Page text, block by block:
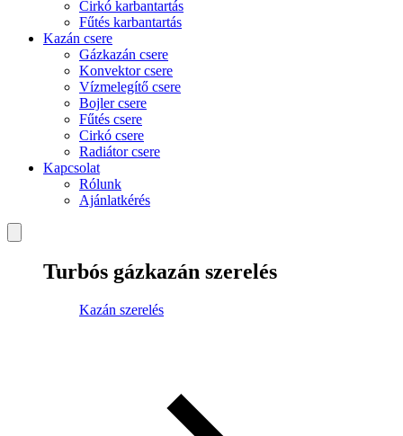
Cirkó karbantartás
Fűtés karbantartás
Kazán csere
Gázkazán csere
Konvektor csere
Vízmelegítő csere
Bojler csere
Fűtés csere
Cirkó csere
Radiátor csere
Kapcsolat
Rólunk
Ajánlatkérés
Turbós gázkazán szerelés
Kazán szerelés